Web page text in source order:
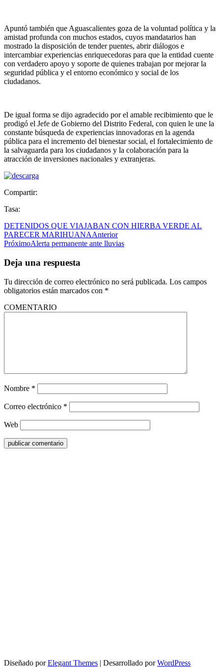
Apuntó también que Aguascalientes goza de la voluntad política y la
amistad profunda con muchos estados, cuyos mandatarios han
mostrado la disposición de tender puentes, abrir diálogos e
intercambiar experiencias enriquecedoras para que la entidad cuente
con verdadero apoyo y soporte de quienes trabajan por mejorar la
seguridad pública y el entorno económico y social de los
ciudadanos.
De igual forma se dijo agradecido por el amable recibimiento que le
prodigó el Jefe de Gobierno del Distrito Federal, con quien le une la
constante búsqueda de experiencias innovadoras en la agenda
pública para el incremento del bienestar social, el fortalecimiento de
la salvaguarda para los ciudadanos y la colaboración para la
atracción de inversiones nacionales y extranjeras.
Compartir:
Tasa:
DETENIDOS QUE VIAJABAN CON HIERBA VERDE AL
PARECER MARIHUANAAnterior
PróximoAlerta permanente ante lluvias
Deja una respuesta
Tu dirección de correo electrónico no será publicada. Los campos
obligatorios están marcados con *
COMENTARIO
Nombre *
Correo electrónico *
Web
Diseñado porElegant Themes | Desarrollado porWordPress